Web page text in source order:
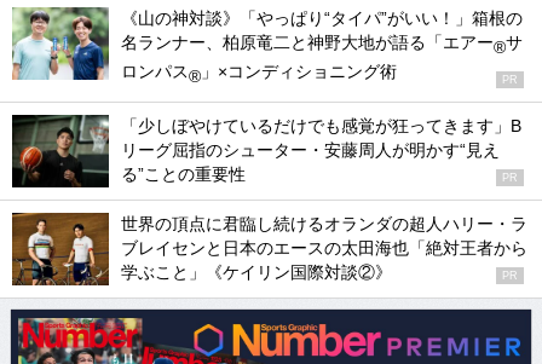
《山の神対談》「やっぱり“タイパ”がいい！」箱根の
名ランナー、柏原竜二と神野大地が語る「エアー®サ
ロンパス® 」×コンディショニング術 PR
「少しぼやけているだけでも感覚が狂ってきます」B
リーグ屈指のシューター・安藤周人が明かす“見え
る”ことの重要性
PR
世界の頂点に君臨し続けるオランダの超人ハリー・ラ
ブレイセンと日本のエースの太田海也「絶対王者から
学ぶこと」《ケイリン国際対談②》
PR